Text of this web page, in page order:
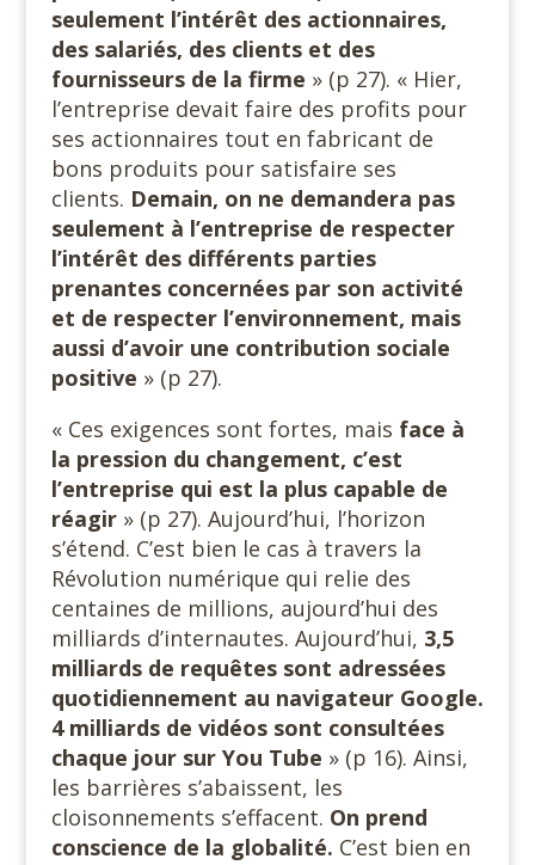
seulement l’intérêt des actionnaires,
des salariés, des clients et des
fournisseurs de la firme » (p 27). « Hier,
l’entreprise devait faire des profits pour
ses actionnaires tout en fabricant de
bons produits pour satisfaire ses
clients. Demain, on ne demandera pas
seulement à l’entreprise de respecter
l’intérêt des différents parties
prenantes concernées par son activité
et de respecter l’environnement, mais
aussi d’avoir une contribution sociale
positive » (p 27).
« Ces exigences sont fortes, mais face à
la pression du changement, c’est
l’entreprise qui est la plus capable de
réagir » (p 27). Aujourd’hui, l’horizon
s’étend. C’est bien le cas à travers la
Révolution numérique qui relie des
centaines de millions, aujourd’hui des
milliards d’internautes. Aujourd’hui, 3,5
milliards de requêtes sont adressées
quotidiennement au navigateur Google.
4 milliards de vidéos sont consultées
chaque jour sur You Tube » (p 16). Ainsi,
les barrières s’abaissent, les
cloisonnements s’effacent. On prend
conscience de la globalité. C’est bien en